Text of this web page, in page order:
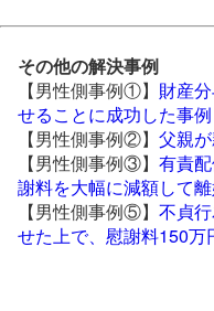
その他の解決事例
【男性側事例①】 財産
せることに成功した事例
【男性側事例②】 父親
【男性側事例③】 有責
謝料を大幅に減額して
【男性側事例⑤】 不貞
せた上で、慰謝料150万